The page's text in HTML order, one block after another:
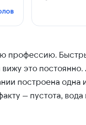
профессию.
это
построена
— пустота,